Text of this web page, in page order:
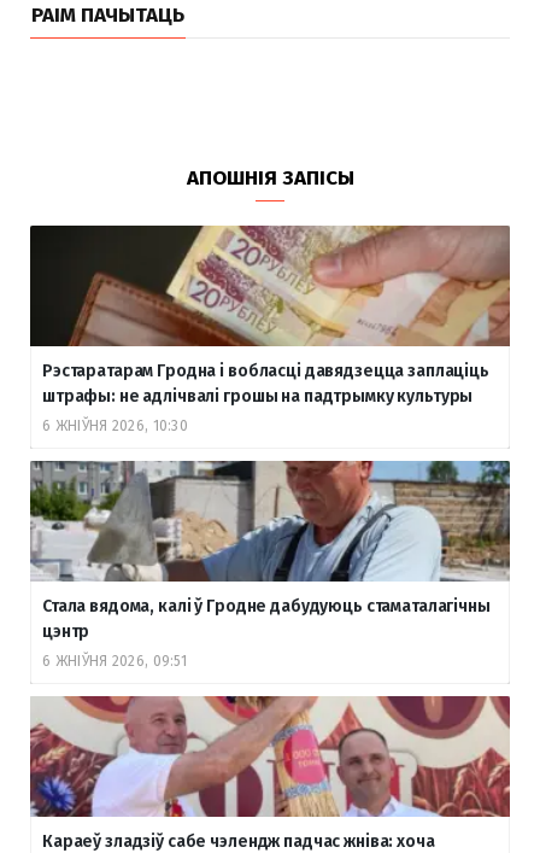
РАІМ ПАЧЫТАЦЬ
АПОШНІЯ ЗАПІСЫ
Рэстаратарам Гродна і вобласці давядзецца заплаціць
штрафы: не адлічвалі грошы на падтрымку культуры
6 ЖНІЎНЯ 2026, 10:30
Стала вядома, калі ў Гродне дабудуюць стаматалагічны
цэнтр
6 ЖНІЎНЯ 2026, 09:51
Караеў зладзіў сабе чэлендж падчас жніва: хоча